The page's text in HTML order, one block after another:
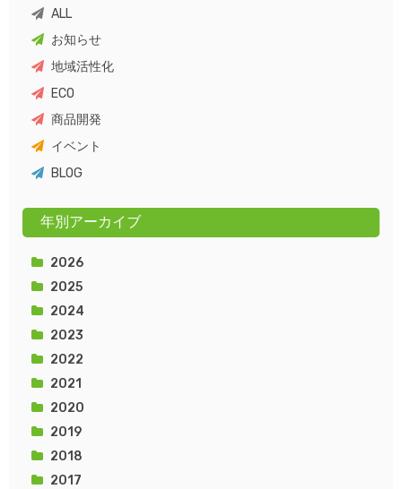
ALL
お知らせ
地域活性化
ECO
商品開発
イベント
BLOG
年別アーカイブ
2026
2025
2024
2023
2022
2021
2020
2019
2018
2017